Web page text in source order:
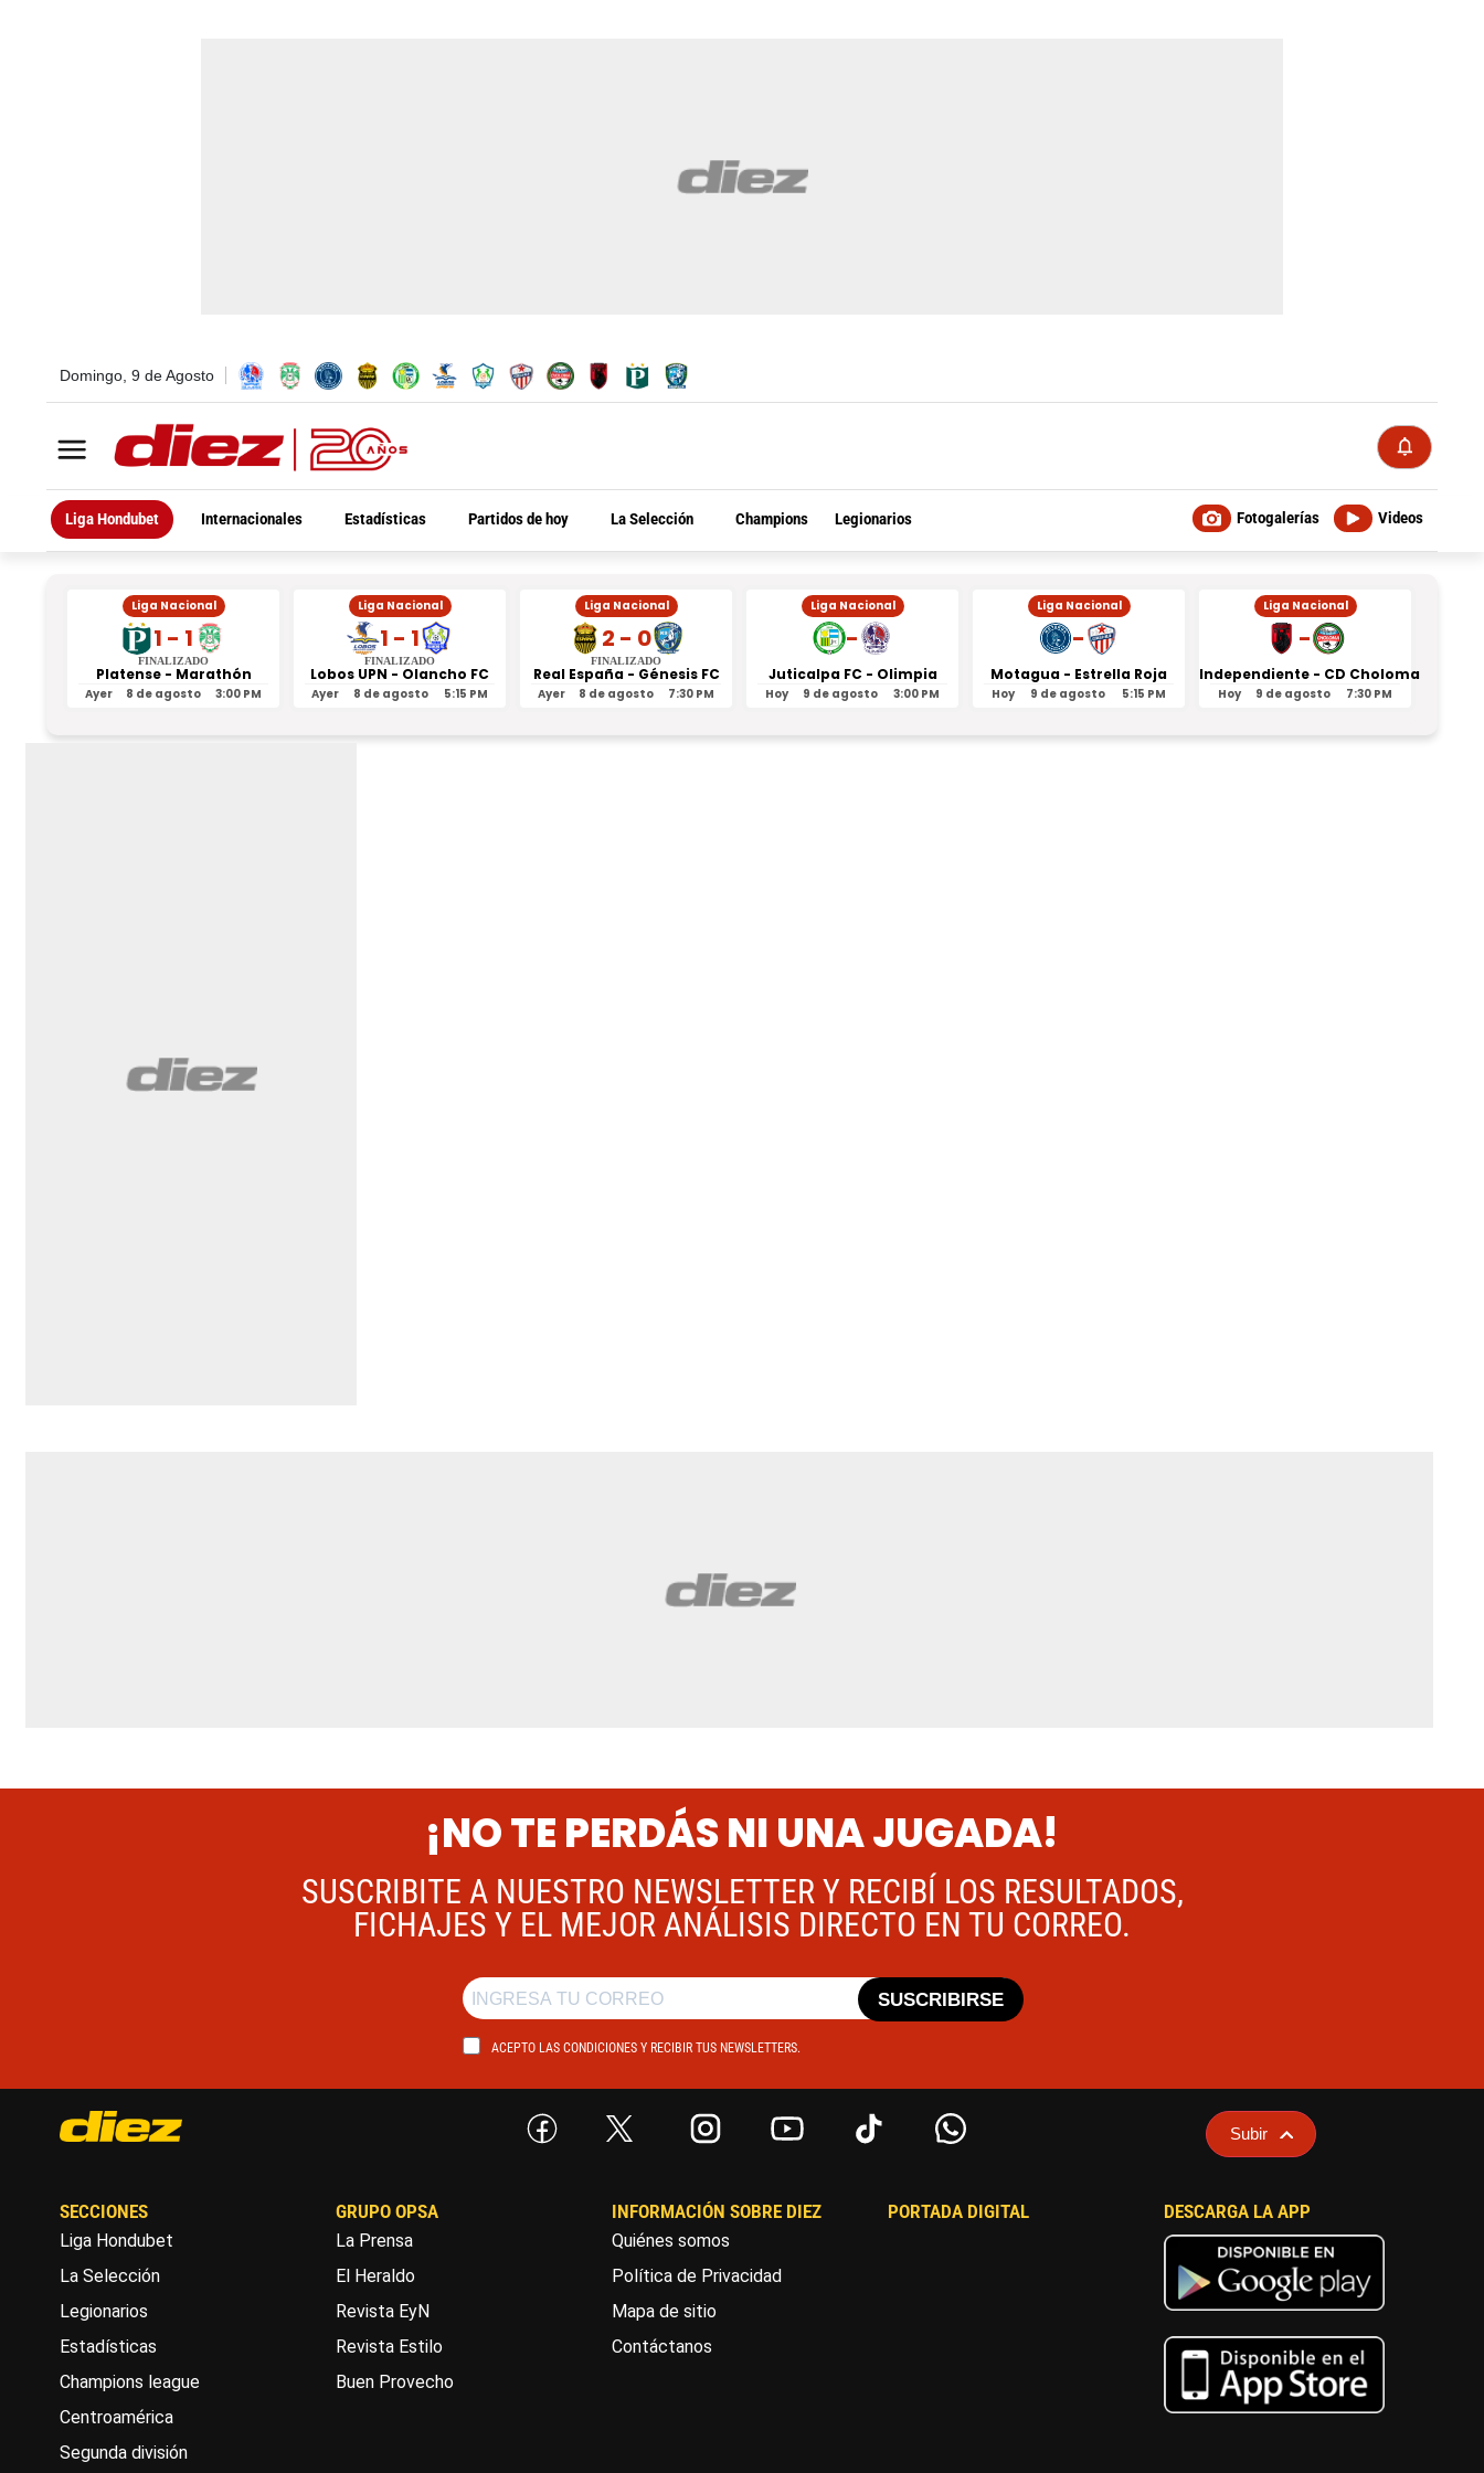
Domingo, 9 de Agosto
Liga Hondubet Internacionales Estadísticas Partidos de hoy La Selección Champions Legionarios Videos
Fotogalerías
Liga Nacional
1 - 1
FINALIZADO
Platense - Marathón
Ayer 8 de agosto 3:00 PM
Liga Nacional
1 - 1
FINALIZADO
Lobos UPN - Olancho FC
Ayer 8 de agosto 5:15 PM
Liga Nacional
2 - 0
FINALIZADO
Real España - Génesis FC
Ayer 8 de agosto 7:30 PM
Liga Nacional
-
Juticalpa FC - Olimpia
Hoy 9 de agosto 3:00 PM
Liga Nacional
-
Motagua - Estrella Roja
Hoy 9 de agosto 5:15 PM
Liga Nacional
-
Independiente - CD Choloma
Hoy 9 de agosto 7:30 PM
¡NO TE PERDÁS NI UNA JUGADA!
SUSCRIBITE A NUESTRO NEWSLETTER Y RECIBÍ LOS RESULTADOS,
FICHAJES Y EL MEJOR ANÁLISIS DIRECTO EN TU CORREO.
ACEPTO LAS CONDICIONES Y RECIBIR TUS NEWSLETTERS.
SUSCRIBIRSE
Subir
SECCIONES
Liga Hondubet
La Selección
Legionarios
Estadísticas
Champions league
Centroamérica
Segunda división
GRUPO OPSA
La Prensa
El Heraldo
Revista EyN
Revista Estilo
Buen Provecho
INFORMACIÓN SOBRE DIEZ
Quiénes somos
Política de Privacidad
Mapa de sitio
Contáctanos
PORTADA DIGITAL DESCARGA LA APP